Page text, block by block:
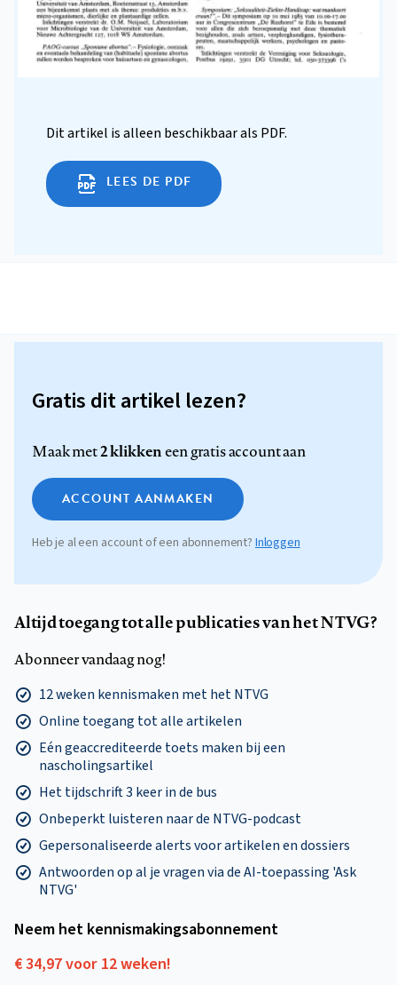
Dit artikel is alleen beschikbaar als PDF.
LEES DE PDF
Gratis dit artikel lezen?
Maak met2 klikkeneen gratis account aan
ACCOUNT AANMAKEN
Heb je al een account of een abonnement? Inloggen
Altijd toegang tot alle publicaties van het NTVG?
Abonneer vandaag nog!
12 weken kennismaken met het NTVG
Online toegang tot alle artikelen
Eén geaccrediteerde toets maken bij een
nascholingsartikel
Het tijdschrift 3 keer in de bus
Onbeperkt luisteren naar de NTVG-podcast
Gepersonaliseerde alerts voor artikelen en dossiers
Antwoorden op al je vragen via de AI-toepassing 'Ask
NTVG'
Neem het kennismakings­abonnement
€ 34,97 voor 12 weken!